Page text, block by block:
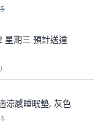
星期三 預計送達
)
涼感睡眠墊, 灰色